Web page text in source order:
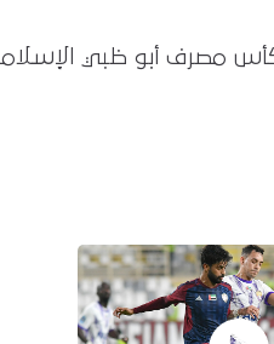
مصرف أبو ظبي